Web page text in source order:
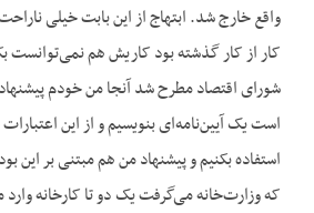
واقع خارج شد. ابتهاج از این بابت خیلی
کار از کار گذشته بود کاریش هم نمی‌توانست
شورای اقتصاد مطرح شد آنجا من خودم
است یک آیین‌نامه‌ای بنویسیم و از این
استفاده بکنیم و پیشنهاد من هم مبتنی بر این
که وزارت‌خانه می‌گرفت یک دو تا کارخانه وارد